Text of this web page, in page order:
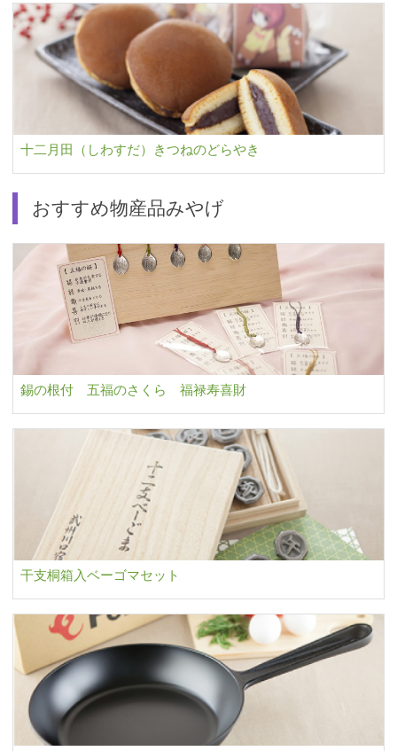
十二月田（しわすだ）きつねのどらやき
おすすめ物産品みやげ
錫の根付 五福のさくら 福禄寿喜財
干支桐箱入ベーゴマセット